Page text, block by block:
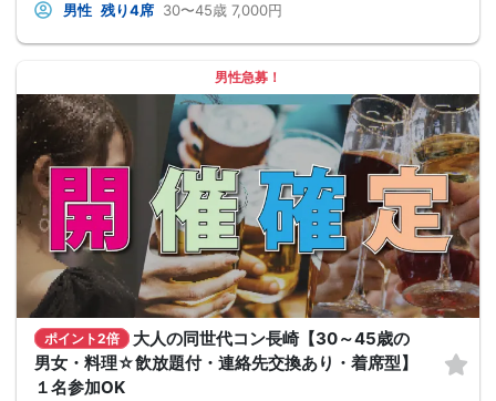
男性 残り4席 30〜45歳 7,000円
男性急募！
ポイント2倍
大人の同世代コン長崎【30～45歳の
男女・料理☆飲放題付・連絡先交換あり・着席型】
１名参加OK